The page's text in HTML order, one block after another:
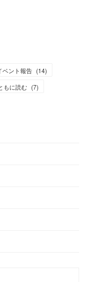
ベント報告 (14)
もに読む (7)